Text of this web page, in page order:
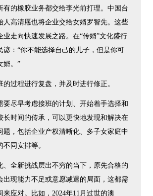
有的橡胶业务都交给李光前打理。中国台
人高清愿也将企业交给女婿罗智先。这些
业走向快速发展之路。在“传婿”文化盛行
谚：“你不能选择自己的儿子，但是你可
婿。”
的过程进行复盘，并及时进行修正。
要尽早考虑接班的计划、开始着手选择和
长时间的传承，可以更快地发现和解决在
题，包括企业产权清晰化、多子女家庭中
同安排等。
、全新挑战层出不穷的当下，原先合格的
出现能力不足或意愿减退的局面，这都需
来应对。比如，2024年11月过世的澳